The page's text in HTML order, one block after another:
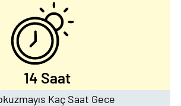
14 Saat
Kaç Saat Gece